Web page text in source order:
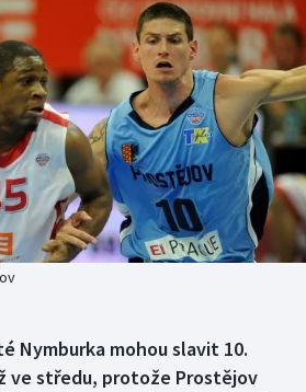
Nymburka mohou slavit 10.
ve středu, protože Prostějov